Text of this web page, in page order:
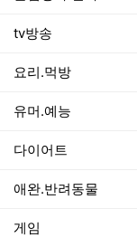
tv방송
요리.먹방
유머.예능
다이어트
애완.반려동물
게임